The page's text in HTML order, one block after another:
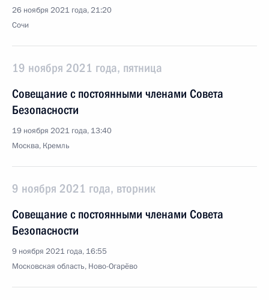
26 ноября 2021 года, 21:20
Сочи
19 ноября 2021 года, пятница
Совещание с постоянными членами Совета
Безопасности
19 ноября 2021 года, 13:40
Москва, Кремль
9 ноября 2021 года, вторник
Совещание с постоянными членами Совета
Безопасности
9 ноября 2021 года, 16:55
Московская область, Ново-Огарёво